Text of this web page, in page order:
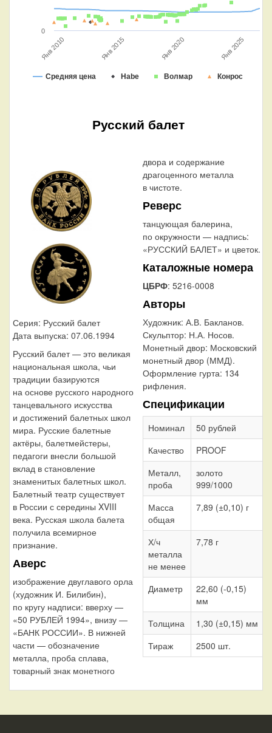
Средняя цена Habe Волмар Конрос
Янв 2010 Янв 2015 Янв 2020 Янв 2025
0
Русский балет
Серия: Русский балет
Дата выпуска: 07.06.1994
Русский балет — это великая
национальная школа, чьи
традиции базируются
на основе русского народного
танцевального искусства
и достижений балетных школ
мира. Русские балетные
актёры, балетмейстеры,
педагоги внесли большой
вклад в становление
знаменитых балетных школ.
Балетный театр существует
в России с середины XVIII
века. Русская школа балета
получила всемирное
признание.
Аверс
изображение двуглавого орла
(художник И. Билибин),
по кругу надписи: вверху —
«50 РУБЛЕЙ 1994», внизу —
«БАНК РОССИИ». В нижней
части — обозначение
металла, проба сплава,
товарный знак монетного
двора и содержание
драгоценного металла
в чистоте.
Реверс
танцующая балерина,
по окружности — надпись:
«РУССКИЙ БАЛЕТ» и цветок.
Каталожные номера
ЦБРФ: 5216-0008
Авторы
Художник: А.В. Бакланов.
Скульптор: Н.А. Носов.
Монетный двор: Московский
монетный двор (ММД).
Оформление гурта: 134
рифления.
Спецификации
Номинал
50 рублей
Качество
PROOF
Металл,
проба
золото
999/1000
Масса
общая
7,89 (±0,10) г
Х/ч
металла
не менее
7,78 г
Диаметр
22,60 (-0,15)
мм
Толщина
1,30 (±0,15) мм
Тираж
2500 шт.